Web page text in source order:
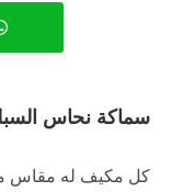
سماكة نحاس
كل مكيف له مقاس